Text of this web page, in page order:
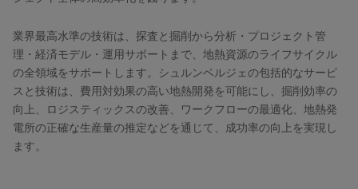
業界最高水準の技術は、探査と掘削から分析・プロジェクト管
理・経済モデル・運用サポートまで、地熱資源のライフサイクル
の全領域をサポートします。シュルンベルジェの包括的なサービ
スと技術は、費用対効果の高い地熱開発を可能にし、掘削効率の
向上、ロジスティックスの改善、ワークフローの最適化、地熱発
電所の正確な生産量の推定などを通じて、成功率の向上を実現し
ます。